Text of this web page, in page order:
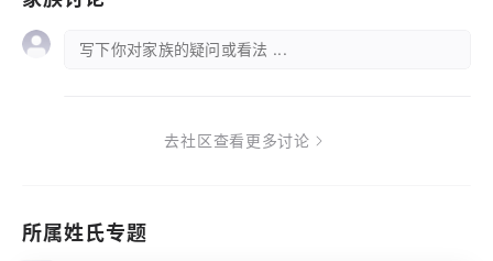
写下你对家族的疑问或看法 ...
去社区查看更多讨论
所属姓氏专题